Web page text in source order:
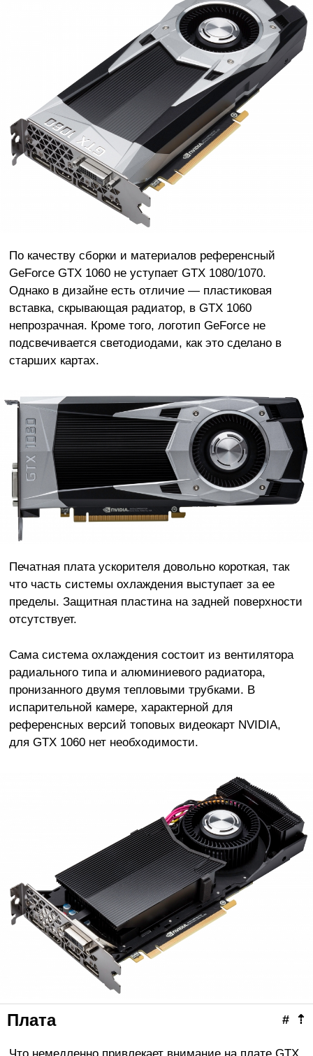
По качеству сборки и материалов референсный
GeForce GTX 1060 не уступает GTX 1080/1070.
Однако в дизайне есть отличие — пластиковая
вставка, скрывающая радиатор, в GTX 1060
непрозрачная. Кроме того, логотип GeForce не
подсвечивается светодиодами, как это сделано в
старших картах.
Печатная плата ускорителя довольно короткая, так
что часть системы охлаждения выступает за ее
пределы. Защитная пластина на задней поверхности
отсутствует.
Сама система охлаждения состоит из вентилятора
радиального типа и алюминиевого радиатора,
пронизанного двумя тепловыми трубками. В
испарительной камере, характерной для
референсных версий топовых видеокарт NVIDIA,
для GTX 1060 нет необходимости.
⇡
#
Плата
Что немедленно привлекает внимание на плате GTX